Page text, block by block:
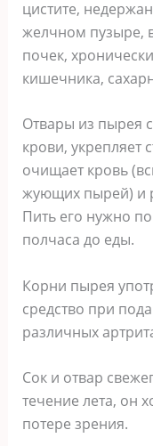
цистите,
желчном пузыре,
почек,
кишечника,
Отвары из пырея
крови, укрепляет
очищает кровь
жующих пырей) и
Пить его нужно
полчаса до еды.
Корни пырея
средство при
различных
Сок и отвар
течение лета, он
потере зрения.